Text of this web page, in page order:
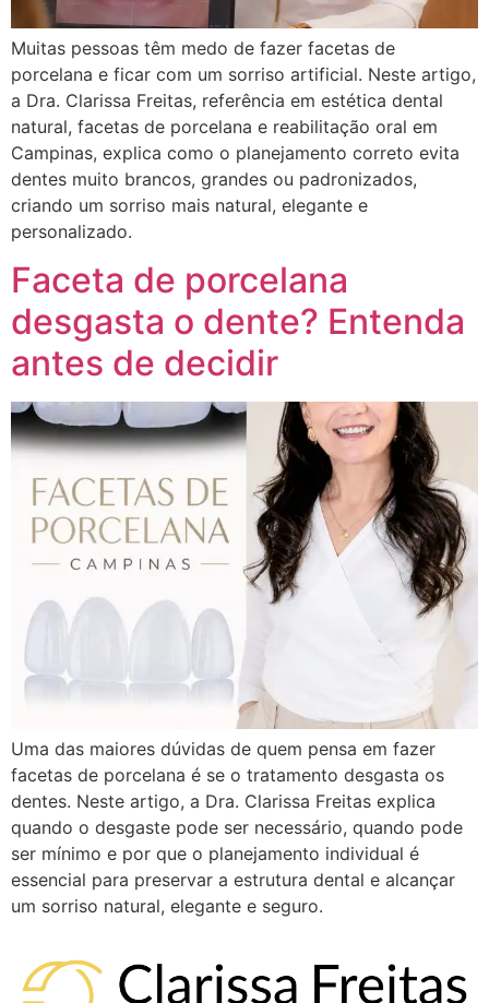
Muitas pessoas têm medo de fazer facetas de
porcelana e ficar com um sorriso artificial. Neste artigo,
a Dra. Clarissa Freitas, referência em estética dental
natural, facetas de porcelana e reabilitação oral em
Campinas, explica como o planejamento correto evita
dentes muito brancos, grandes ou padronizados,
criando um sorriso mais natural, elegante e
personalizado.
Faceta de porcelana
desgasta o dente? Entenda
antes de decidir
Uma das maiores dúvidas de quem pensa em fazer
facetas de porcelana é se o tratamento desgasta os
dentes. Neste artigo, a Dra. Clarissa Freitas explica
quando o desgaste pode ser necessário, quando pode
ser mínimo e por que o planejamento individual é
essencial para preservar a estrutura dental e alcançar
um sorriso natural, elegante e seguro.